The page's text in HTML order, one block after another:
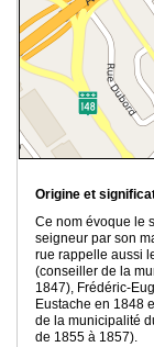
Origine et
Ce nom évoque le
seigneur par son
rue rappelle aussi
(conseiller de la
1847), Frédéric-
Eustache en 1848
de la municipalité
de 1855 à 1857).